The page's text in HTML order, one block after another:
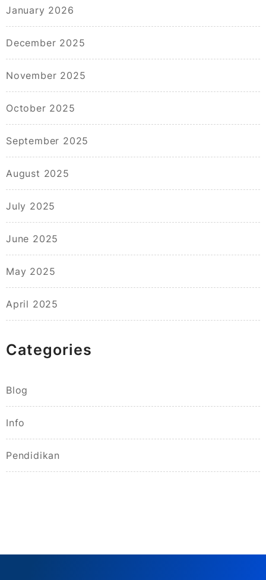
January 2026
December 2025
November 2025
October 2025
September 2025
August 2025
July 2025
June 2025
May 2025
April 2025
Categories
Blog
Info
Pendidikan